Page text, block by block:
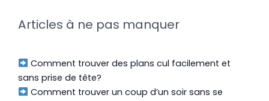
Articles à ne pas manquer
Comment trouver des plans cul facilement et
sans prise de tête?
Comment trouver un coup d’un soir sans se